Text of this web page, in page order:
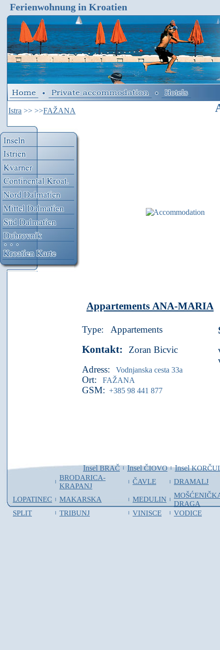
Ferienwohnung in Kroatien
Istra >> >>FAŽANA
Appartements ANA-MARIA
Type: Appartements
Kontakt:
Zoran Bicvic
Adress:
Vodnjanska cesta 33a
Ort: FAŽANA
GSM: +385 98 441 877
InselBRAČ InselČIOVO I Insel
BRODARICA-
KRAPANJ
ČAVLE DRAMALJ
LOPATINEC MAKARSKA MEDULIN
DRAGA
SPLIT
TRIBUNJ VINISCE VODICE